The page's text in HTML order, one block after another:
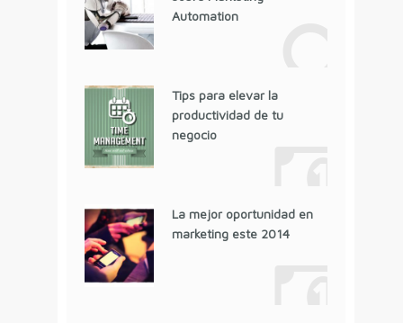
Automation
Tips para elevar la
productividad de tu
negocio
La mejor oportunidad en
marketing este 2014